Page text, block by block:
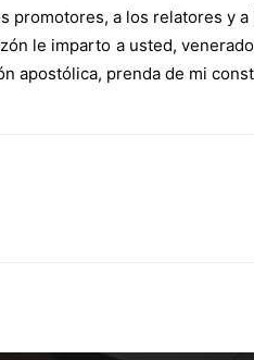
promotores, a los relatores y
le imparto a usted,
apostólica, prenda de mi